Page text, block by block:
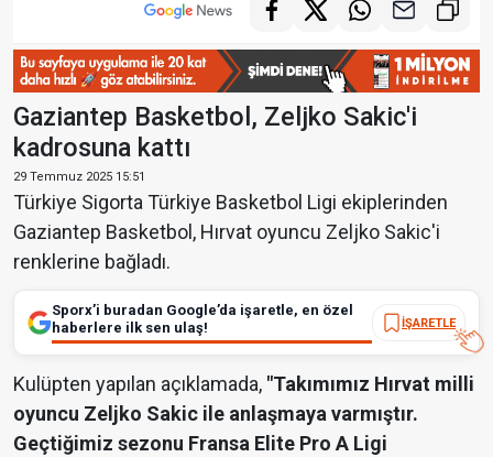
Gaziantep Basketbol, Zeljko Sakic'i
kadrosuna kattı
29 Temmuz 2025 15:51
Türkiye Sigorta Türkiye Basketbol Ligi ekiplerinden
Gaziantep Basketbol, Hırvat oyuncu Zeljko Sakic'i
renklerine bağladı.
Sporx’i buradan Google’da işaretle, en özel
haberlere ilk sen ulaş!
İŞARETLE
Kulüpten yapılan açıklamada, "Takımımız Hırvat milli
oyuncu Zeljko Sakic ile anlaşmaya varmıştır.
Geçtiğimiz sezonu Fransa Elite Pro A Ligi